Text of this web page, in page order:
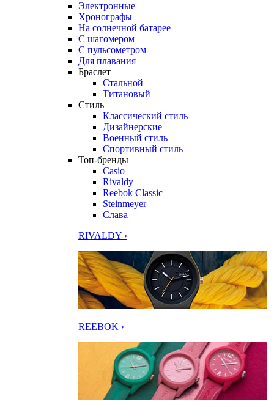
Электронные
Хронографы
На солнечной батарее
С шагомером
С пульсометром
Для плавания
Браслет
Стальной
Титановый
Стиль
Классический стиль
Дизайнерские
Военный стиль
Спортивный стиль
Топ-бренды
Casio
Rivaldy
Reebok Classic
Steinmeyer
Слава
RIVALDY ›
REEBOK ›